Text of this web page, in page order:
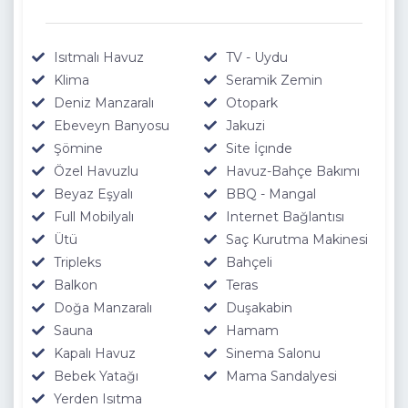
Isıtmalı Havuz
TV - Uydu
Klima
Seramik Zemin
Deniz Manzaralı
Otopark
Ebeveyn Banyosu
Jakuzi
Şömine
Site İçınde
Özel Havuzlu
Havuz-Bahçe Bakımı
Beyaz Eşyalı
BBQ - Mangal
Full Mobilyalı
Internet Bağlantısı
Ütü
Saç Kurutma Makinesi
Tripleks
Bahçeli
Balkon
Teras
Doğa Manzaralı
Duşakabin
Sauna
Hamam
Kapalı Havuz
Sinema Salonu
Bebek Yatağı
Mama Sandalyesi
Yerden Isıtma